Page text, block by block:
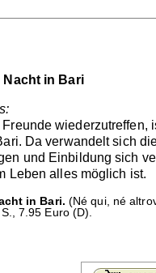
in Bari
Da verwandelt sich
und Einbildung sich
Leben alles möglich ist.
in Bari. (Né qui, né
7.95 Euro (D).